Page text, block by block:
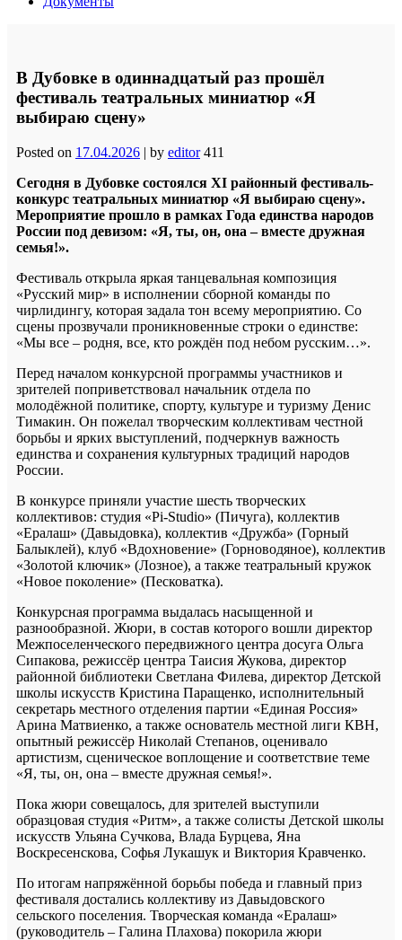
В Дубовке в одиннадцатый раз прошёл
фестиваль театральных миниатюр «Я
выбираю сцену»
Posted on 17.04.2026 | by editor 411
Сегодня в Дубовке состоялся XI районный фестиваль-
конкурс театральных миниатюр «Я выбираю сцену».
Мероприятие прошло в рамках Года единства народов
России под девизом: «Я, ты, он, она – вместе дружная
семья!».
Фестиваль открыла яркая танцевальная композиция
«Русский мир» в исполнении сборной команды по
чирлидингу, которая задала тон всему мероприятию. Со
сцены прозвучали проникновенные строки о единстве:
«Мы все – родня, все, кто рождён под небом русским…».
Перед началом конкурсной программы участников и
зрителей поприветствовал начальник отдела по
молодёжной политике, спорту, культуре и туризму Денис
Тимакин. Он пожелал творческим коллективам честной
борьбы и ярких выступлений, подчеркнув важность
единства и сохранения культурных традиций народов
России.
В конкурсе приняли участие шесть творческих
коллективов: студия «Pi-Studio» (Пичуга), коллектив
«Ералаш» (Давыдовка), коллектив «Дружба» (Горный
Балыклей), клуб «Вдохновение» (Горноводяное), коллектив
«Золотой ключик» (Лозное), а также театральный кружок
«Новое поколение» (Песковатка).
Конкурсная программа выдалась насыщенной и
разнообразной. Жюри, в состав которого вошли директор
Межпоселенческого передвижного центра досуга Ольга
Сипакова, режиссёр центра Таисия Жукова, директор
районной библиотеки Светлана Филева, директор Детской
школы искусств Кристина Паращенко, исполнительный
секретарь местного отделения партии «Единая Россия»
Арина Матвиенко, а также основатель местной лиги КВН,
опытный режиссёр Николай Степанов, оценивало
артистизм, сценическое воплощение и соответствие теме
«Я, ты, он, она – вместе дружная семья!».
Пока жюри совещалось, для зрителей выступили
образцовая студия «Ритм», а также солисты Детской школы
искусств Ульяна Сучкова, Влада Бурцева, Яна
Воскресенскова, Софья Лукашук и Виктория Кравченко.
По итогам напряжённой борьбы победа и главный приз
фестиваля достались коллективу из Давыдовского
сельского поселения. Творческая команда «Ералаш»
(руководитель – Галина Плахова) покорила жюри